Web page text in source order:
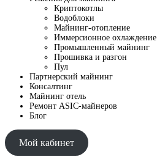
Криптокотлы
Водоблоки
Майнинг-отопление
Иммерсионное охлаждение
Промышленный майнинг
Прошивка и разгон
Пул
Партнерский майнинг
Консалтинг
Майнинг отель
Ремонт ASIC-майнеров
Блог
Мой кабинет